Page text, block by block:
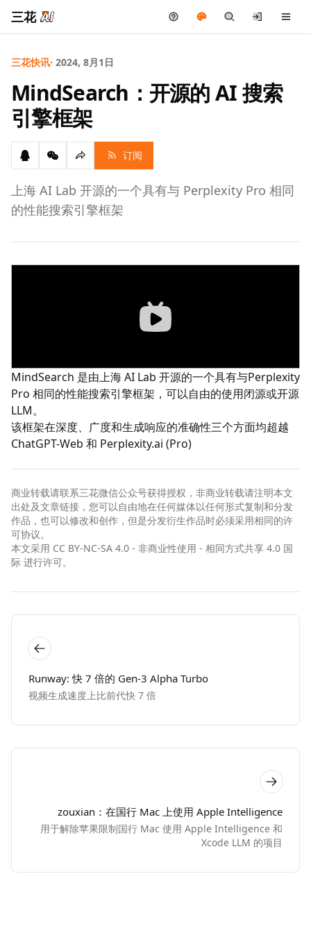
三花
三花快讯· 2024, 8月1日
MindSearch：开源的 AI 搜索
引擎框架
订阅
上海 AI Lab 开源的一个具有与 Perplexity Pro 相同
的性能搜索引擎框架
MindSearch 是由上海 AI Lab 开源的一个具有与Perplexity
Pro 相同的性能搜索引擎框架，可以自由的使用闭源或开源
LLM。
该框架在深度、广度和生成响应的准确性三个方面均超越
ChatGPT-Web 和 Perplexity.ai (Pro)
商业转载请联系三花微信公众号获得授权，非商业转载请注明本文
出处及文章链接，您可以自由地在任何媒体以任何形式复制和分发
作品，也可以修改和创作，但是分发衍生作品时必须采用相同的许
可协议。
本文采用 CC BY-NC-SA 4.0 - 非商业性使用 - 相同方式共享 4.0 国
际 进行许可。
Runway: 快 7 倍的 Gen-3 Alpha Turbo
视频生成速度上比前代快 7 倍
zouxian：在国行 Mac 上使用 Apple Intelligence
用于解除苹果限制国行 Mac 使用 Apple Intelligence 和
Xcode LLM 的项目